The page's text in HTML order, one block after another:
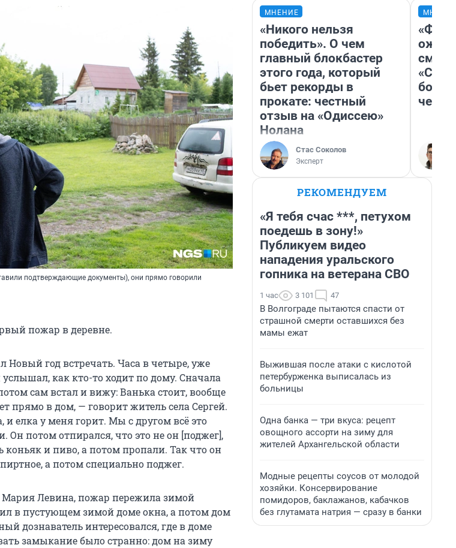
подтверждающие документы), они прямо говорили
пожар в деревне.
Новый год встречать. Часа в четыре, уже
услышал, как кто-то ходит по дому. Сначала
сам встал и вижу: Ванька стоит, вообще
прямо в дом, — говорит житель села Сергей.
елка у меня горит. Мы с другом всё это
Он потом отпирался, что это не он [поджег],
коньяк и пиво, а потом пропали. Так что он
а потом специально поджег.
Мария Левина, пожар пережила зимой
в пустующем зимой доме окна, а потом дом
дознаватель интересовался, где в доме
замыкание было странно: дом на зиму
МНЕНИЕ
«Никого нельзя
победить». О чем
главный блокбастер
этого года, который
бьет рекорды в
прокате: честный
отзыв на «Одиссею»
Нолана
Стас Соколов
Эксперт
РЕКОМЕНДУЕМ
«Я тебя счас ***, петухом
поедешь в зону!»
Публикуем видео
нападения уральского
гопника на ветерана СВО
1 час 3 101 47
В Волгограде пытаются спасти от
страшной смерти оставшихся без
мамы ежат
Выжившая после атаки с кислотой
петербурженка выписалась из
больницы
Одна банка — три вкуса: рецепт
овощного ассорти на зиму для
жителей Архангельской области
Модные рецепты соусов от молодой
хозяйки. Консервирование
помидоров, баклажанов, кабачков
без глутамата натрия — сразу в банки